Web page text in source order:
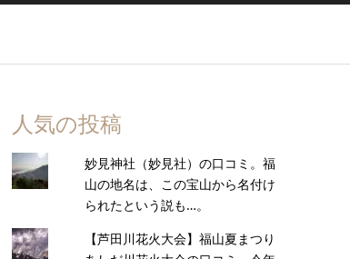
人気の投稿
妙見神社（妙見社）の口コミ。福
山の地名は、この宝山から名付け
られたという説も…。
【芦田川花火大会】福山夏まつり